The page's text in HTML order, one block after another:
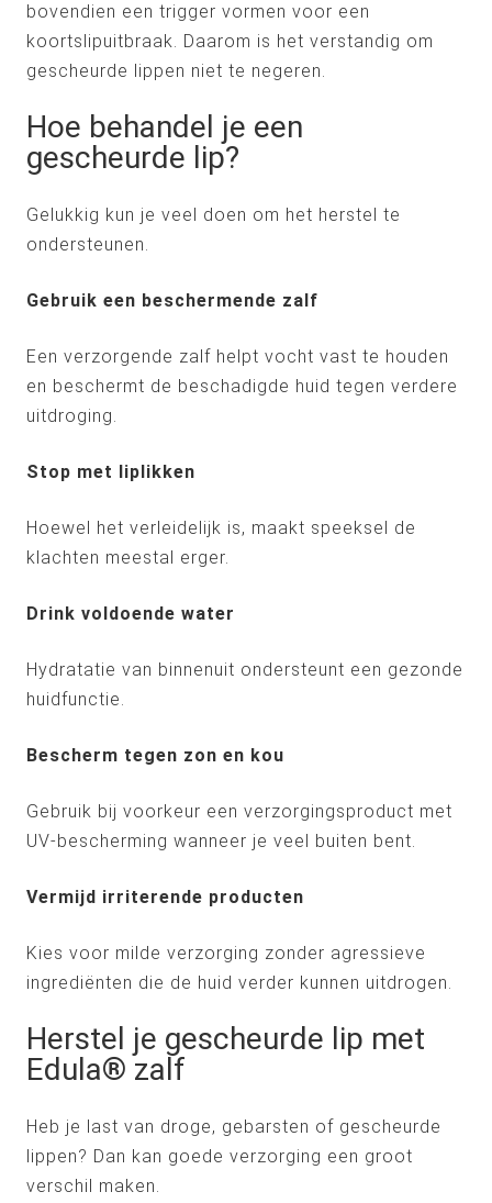
bovendien een trigger vormen voor een
koortslipuitbraak. Daarom is het verstandig om
gescheurde lippen niet te negeren.
Hoe behandel je een
gescheurde lip?
Gelukkig kun je veel doen om het herstel te
ondersteunen.
Gebruik een beschermende zalf
Een verzorgende zalf helpt vocht vast te houden
en beschermt de beschadigde huid tegen verdere
uitdroging.
Stop met liplikken
Hoewel het verleidelijk is, maakt speeksel de
klachten meestal erger.
Drink voldoende water
Hydratatie van binnenuit ondersteunt een gezonde
huidfunctie.
Bescherm tegen zon en kou
Gebruik bij voorkeur een verzorgingsproduct met
UV-bescherming wanneer je veel buiten bent.
Vermijd irriterende producten
Kies voor milde verzorging zonder agressieve
ingrediënten die de huid verder kunnen uitdrogen.
Herstel je gescheurde lip met
Edula® zalf
Heb je last van droge, gebarsten of gescheurde
lippen? Dan kan goede verzorging een groot
verschil maken.